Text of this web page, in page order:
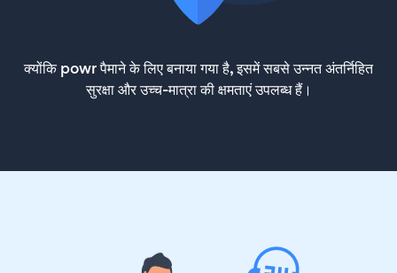
क्योंकि powr पैमाने के लिए बनाया गया है, इसमें सबसे उन्नत अंतर्निहित
सुरक्षा और उच्च-मात्रा की क्षमताएं उपलब्ध हैं।